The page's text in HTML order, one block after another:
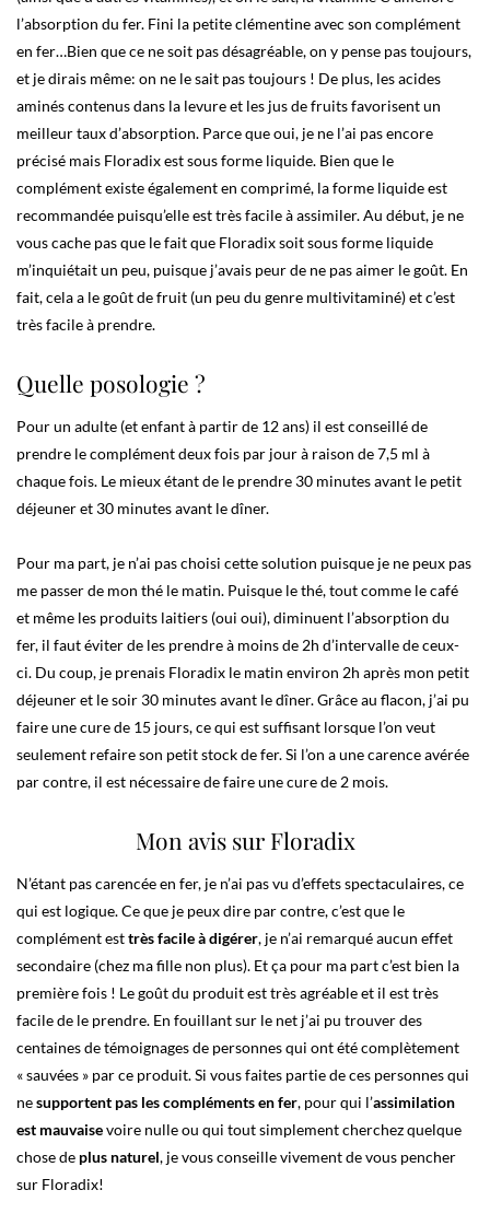
l’absorption du fer. Fini la petite clémentine avec son complément
en fer…Bien que ce ne soit pas désagréable, on y pense pas toujours,
et je dirais même: on ne le sait pas toujours ! De plus, les acides
aminés contenus dans la levure et les jus de fruits favorisent un
meilleur taux d’absorption. Parce que oui, je ne l’ai pas encore
précisé mais Floradix est sous forme liquide. Bien que le
complément existe également en comprimé, la forme liquide est
recommandée puisqu’elle est très facile à assimiler. Au début, je ne
vous cache pas que le fait que Floradix soit sous forme liquide
m’inquiétait un peu, puisque j’avais peur de ne pas aimer le goût. En
fait, cela a le goût de fruit (un peu du genre multivitaminé) et c’est
très facile à prendre.
Quelle posologie ?
Pour un adulte (et enfant à partir de 12 ans) il est conseillé de
prendre le complément deux fois par jour à raison de 7,5 ml à
chaque fois. Le mieux étant de le prendre 30 minutes avant le petit
déjeuner et 30 minutes avant le dîner.
Pour ma part, je n’ai pas choisi cette solution puisque je ne peux pas
me passer de mon thé le matin. Puisque le thé, tout comme le café
et même les produits laitiers (oui oui), diminuent l’absorption du
fer, il faut éviter de les prendre à moins de 2h d’intervalle de ceux-
ci. Du coup, je prenais Floradix le matin environ 2h après mon petit
déjeuner et le soir 30 minutes avant le dîner. Grâce au flacon, j’ai pu
faire une cure de 15 jours, ce qui est suffisant lorsque l’on veut
seulement refaire son petit stock de fer. Si l’on a une carence avérée
par contre, il est nécessaire de faire une cure de 2 mois.
Mon avis sur Floradix
N’étant pas carencée en fer, je n’ai pas vu d’effets spectaculaires, ce
qui est logique. Ce que je peux dire par contre, c’est que le
complément esttrès facile à digérer, je n’ai remarqué aucun effet
secondaire (chez ma fille non plus). Et ça pour ma part c’est bien la
première fois ! Le goût du produit est très agréable et il est très
facile de le prendre. En fouillant sur le net j’ai pu trouver des
centaines de témoignages de personnes qui ont été complètement
« sauvées » par ce produit. Si vous faites partie de ces personnes qui
nesupportent pas les compléments en fer, pour qui l’assimilation
est mauvaisevoire nulle ou qui tout simplement cherchez quelque
chose de plus naturel, je vous conseille vivement de vous pencher
sur Floradix!